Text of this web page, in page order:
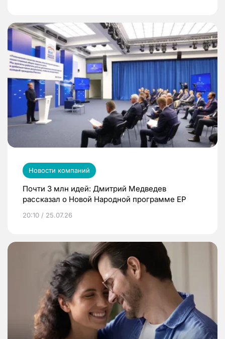
Новости компаний
Почти 3 млн идей: Дмитрий Медведев
рассказал о Новой Народной программе ЕР
20:10 / 25.07.26